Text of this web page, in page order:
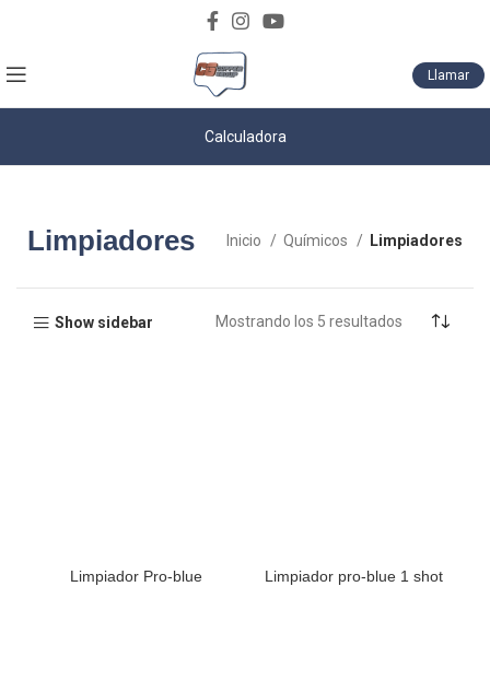
Llamar
Calculadora
Limpiadores Inicio Químicos Limpiadores
Show sidebar Mostrando los 5 resultados
Limpiador Pro-blue Limpiador pro-blue 1 shot
Descarga nuestro catálogo de productos